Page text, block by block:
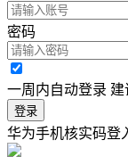
密码
一周内自动登录
登录
华为手机核实码登